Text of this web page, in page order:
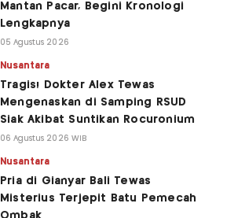
Mantan Pacar, Begini Kronologi
Lengkapnya
05 Agustus 2026
Nusantara
Tragis! Dokter Alex Tewas
Mengenaskan di Samping RSUD
Siak Akibat Suntikan Rocuronium
06 Agustus 2026 WIB
Nusantara
Pria di Gianyar Bali Tewas
Misterius Terjepit Batu Pemecah